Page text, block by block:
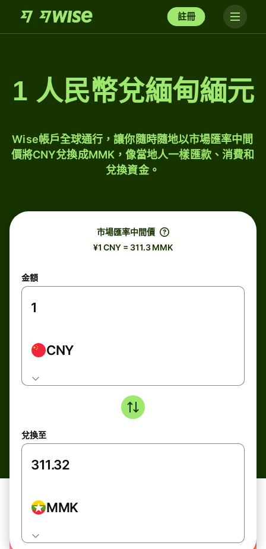
註冊
1 人民幣兌緬甸緬元
Wise帳戶全球通行，讓你隨時隨地以市場匯率中間
價將CNY兌換成MMK，像當地人一樣匯款、消費和
兌換資金。
市場匯率中間價
¥1 CNY = 311.3 MMK
金額
CNY
兌換至
MMK